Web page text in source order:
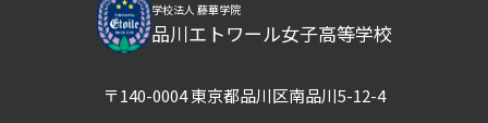
学校法人 藤華学院
品川エトワール女子高等学校
〒140-0004 東京都品川区南品川5-12-4